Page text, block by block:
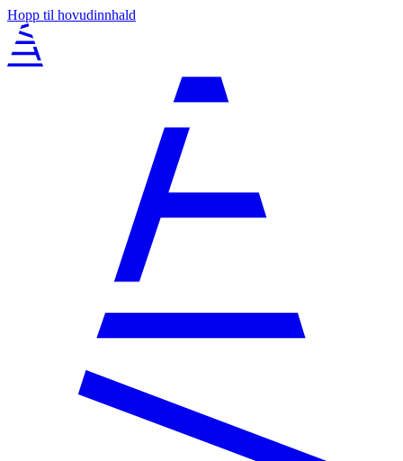
Hopp til hovudinnhald